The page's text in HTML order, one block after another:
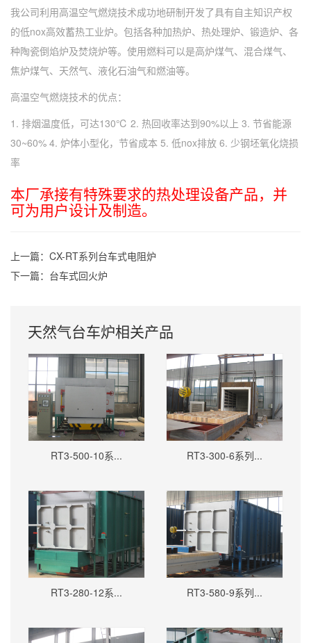
我公司利用高温空气燃烧技术成功地研制开发了具有自主知识产权
的低nox高效蓄热工业炉。包括各种加热炉、热处理炉、锻造炉、各
种陶瓷倒焰炉及焚烧炉等。使用燃料可以是高炉煤气、混合煤气、
焦炉煤气、天然气、液化石油气和燃油等。
高温空气燃烧技术的优点：
1. 排烟温度低，可达130℃ 2. 热回收率达到90%以上 3. 节省能源
30~60% 4. 炉体小型化，节省成本 5. 低nox排放 6. 少钢坯氧化烧损
率
本厂承接有特殊要求的热处理设备产品，并
可为用户设计及制造。
上一篇： CX-RT系列台车式电阻炉
下一篇： 台车式回火炉
天然气台车炉相关产品
RT3-500-10系... RT3-300-6系列...
RT3-280-12系... RT3-580-9系列...